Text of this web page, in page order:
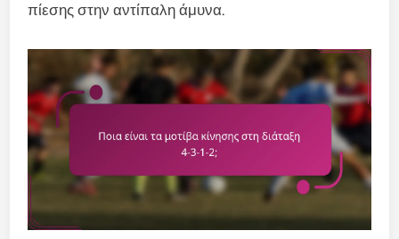
πίεσης στην αντίπαλη άμυνα.